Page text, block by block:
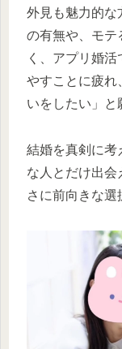
外見も魅力的な
の有無や、モテ
く、アプリ婚
やすことに疲れ
いをしたい」と
結婚を真剣に考
な人とだけ出会
さに前向きな選